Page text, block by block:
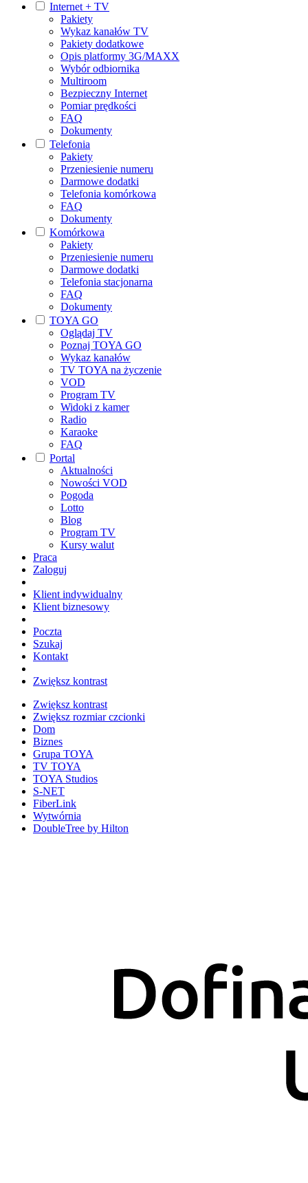
Internet + TV
Pakiety
Wykaz kanałów TV
Pakiety dodatkowe
Opis platformy 3G/MAXX
Wybór odbiornika
Multiroom
Bezpieczny Internet
Pomiar prędkości
FAQ
Dokumenty
Telefonia
Pakiety
Przeniesienie numeru
Darmowe dodatki
Telefonia komórkowa
FAQ
Dokumenty
Komórkowa
Pakiety
Przeniesienie numeru
Darmowe dodatki
Telefonia stacjonarna
FAQ
Dokumenty
TOYA GO
Oglądaj TV
Poznaj TOYA GO
Wykaz kanałów
TV TOYA na życzenie
VOD
Program TV
Widoki z kamer
Radio
Karaoke
FAQ
Portal
Aktualności
Nowości VOD
Pogoda
Lotto
Blog
Program TV
Kursy walut
Praca
Zaloguj
Klient indywidualny
Klient biznesowy
Poczta
Szukaj
Kontakt
Zwiększ kontrast
Zwiększ kontrast
Zwiększ rozmiar czcionki
Dom
Biznes
Grupa TOYA
TV TOYA
TOYA Studios
S-NET
FiberLink
Wytwórnia
DoubleTree by Hilton